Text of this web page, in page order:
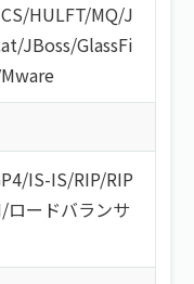
/HULFT/MQ/J
/JBoss/GlassFi
/IS-IS/RIP/RIP
/ロードバランサ